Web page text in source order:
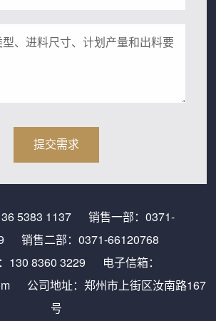
5383 1137销售一部： 0371-
销售二部：0371-66120768
130 8360 3229 电子信箱：
公司地址：郑州市上街区汝南路167
号